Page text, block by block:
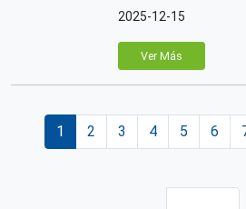
2025-12-15
Ver Más
Paginación
Página actual
1 Página
2 Página
3 Página
4 Página
5 6